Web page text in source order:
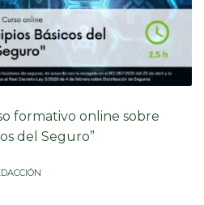
formativo online sobre
del Seguro”